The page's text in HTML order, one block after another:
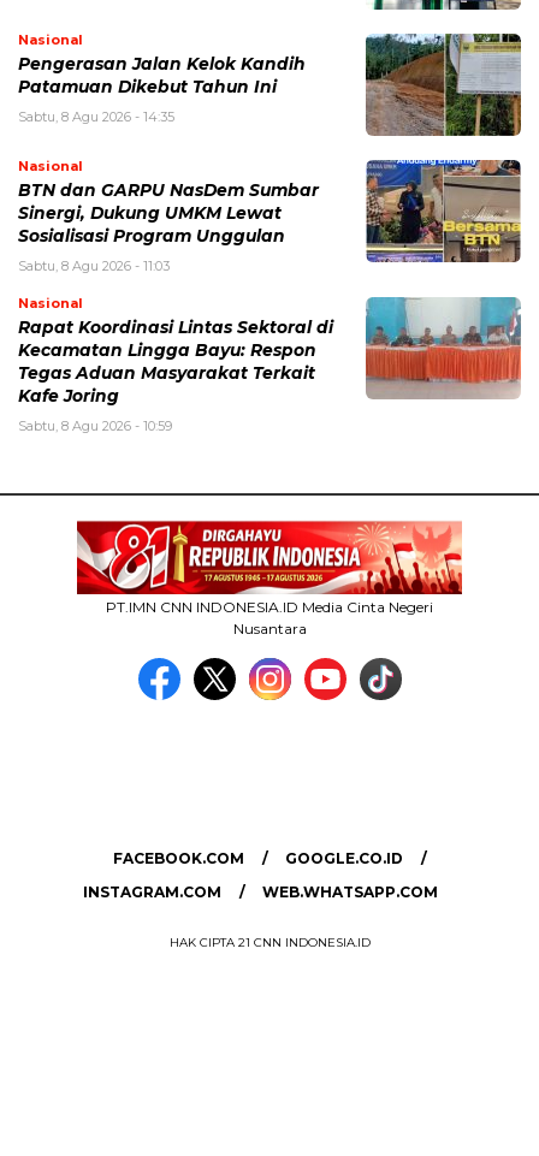
Nasional
Pengerasan Jalan Kelok Kandih
Patamuan Dikebut Tahun Ini
Sabtu, 8 Agu 2026 - 14:35
Nasional
BTN dan GARPU NasDem Sumbar
Sinergi, Dukung UMKM Lewat
Sosialisasi Program Unggulan
Sabtu, 8 Agu 2026 - 11:03
Nasional
Rapat Koordinasi Lintas Sektoral di
Kecamatan Lingga Bayu: Respon
Tegas Aduan Masyarakat Terkait
Kafe Joring
Sabtu, 8 Agu 2026 - 10:59
PT.IMN CNN INDONESIA.ID Media Cinta Negeri
Nusantara
FACEBOOK.COM
GOOGLE.CO.ID
INSTAGRAM.COM
WEB.WHATSAPP.COM
HAK CIPTA 21 CNN INDONESIA.ID